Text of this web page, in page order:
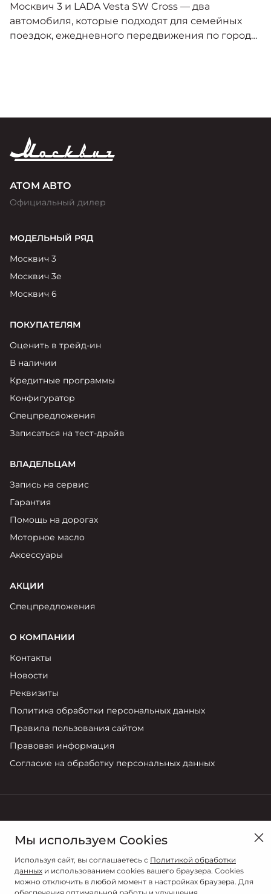
Москвич 3 и LADA Vesta SW Cross — два
автомобиля, которые подходят для семейных
поездок, ежедневного передвижения по городу
АТОМ АВТО
Официальный дилер
МОДЕЛЬНЫЙ РЯД
Москвич 3
Москвич 3е
Москвич 6
ПОКУПАТЕЛЯМ
Оценить в трейд-ин
В наличии
Кредитные программы
Конфигуратор
Спецпредложения
Записаться на тест-драйв
ВЛАДЕЛЬЦАМ
Запись на сервис
Гарантия
Помощь на дорогах
Моторное масло
Аксессуары
АКЦИИ
Спецпредложения
О КОМПАНИИ
Контакты
Новости
Реквизиты
Политика обработки персональных данных
Правила пользования сайтом
Правовая информация
Согласие на обработку персональных данных
8 (3822) 22 06 00
Мы используем Cookies
Используя сайт, вы соглашаетесь с Политикой обработки
данных и использованием cookies вашего браузера. Cookies
можно отключить в любой момент в настройках браузера. Для